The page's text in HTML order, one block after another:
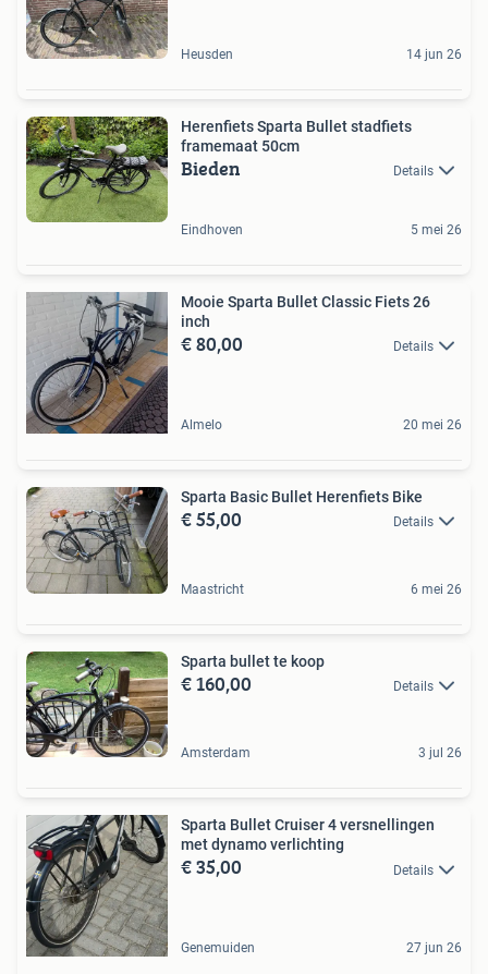
Heusden 14 jun 26
Herenfiets Sparta Bullet stadfiets
framemaat 50cm
Bieden Details
Eindhoven 5 mei 26
Mooie Sparta Bullet Classic Fiets 26
inch
€ 80,00 Details
Almelo 20 mei 26
Sparta Basic Bullet Herenfiets Bike
€ 55,00 Details
Maastricht 6 mei 26
Sparta bullet te koop
€ 160,00 Details
Amsterdam 3 jul 26
Sparta Bullet Cruiser 4 versnellingen
met dynamo verlichting
€ 35,00 Details
Genemuiden 27 jun 26